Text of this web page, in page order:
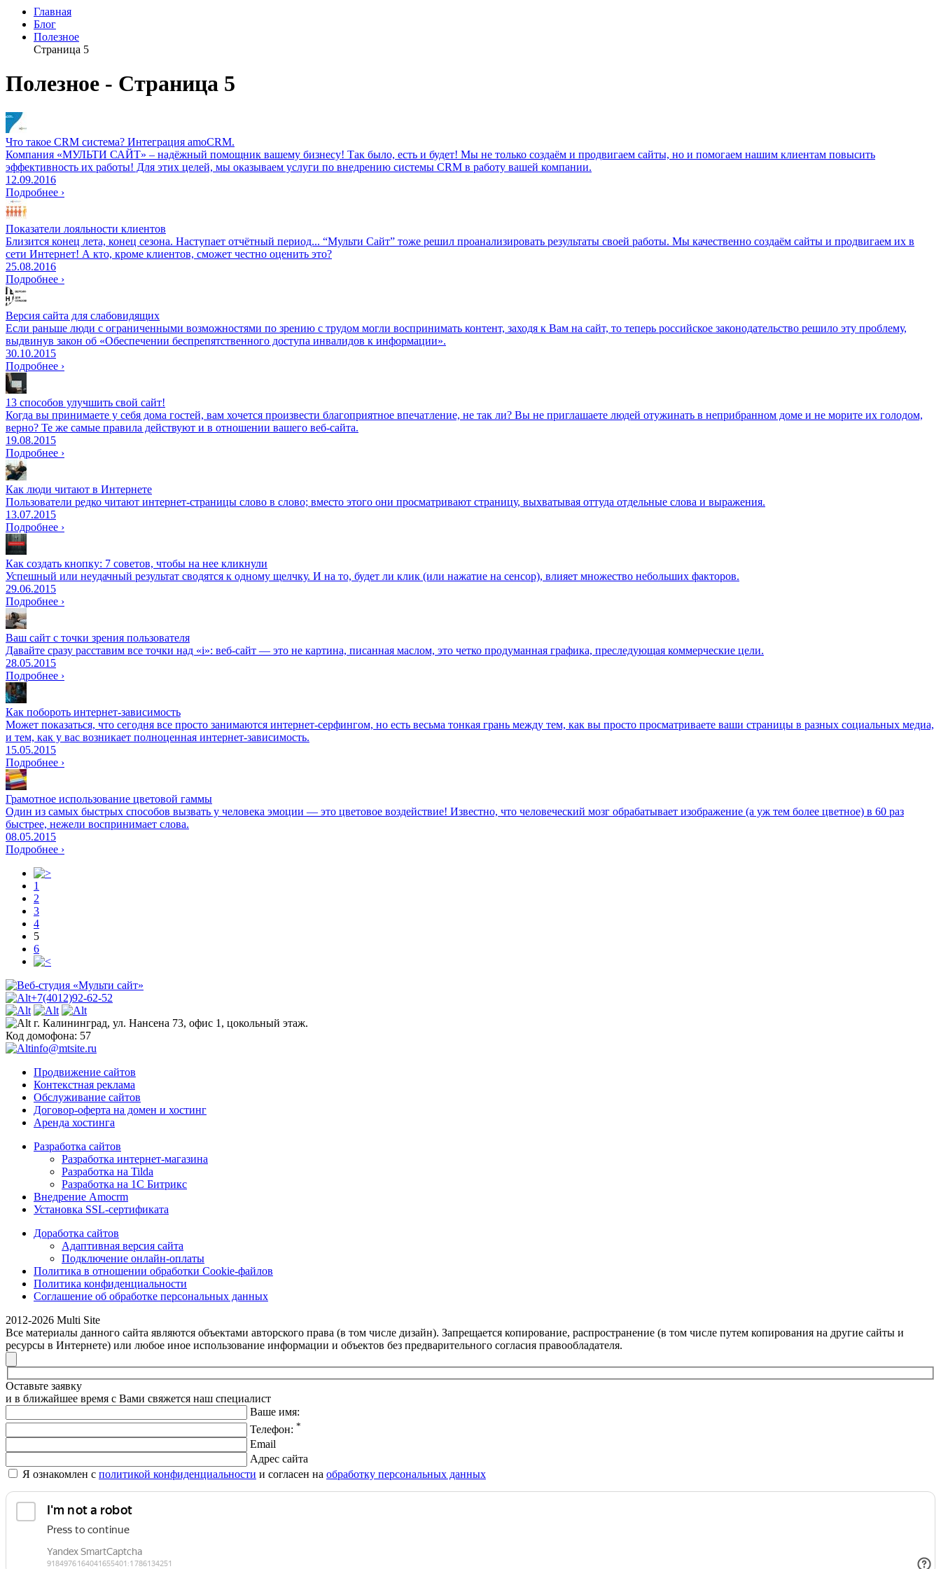
Главная
Блог
Полезное
Страница 5
Полезное - Страница 5
Что такое CRM система? Интеграция amoCRM.
Компания «МУЛЬТИ САЙТ» – надёжный помощник вашему бизнесу! Так было, есть и будет! Мы не только создаём и продвигаем сайты, но и помогаем нашим клиентам повысить
эффективность их работы! Для этих целей, мы оказываем услуги по внедрению системы CRM в работу вашей компании.
12.09.2016
Подробнее ›
Показатели лояльности клиентов
Близится конец лета, конец сезона. Наступает отчётный период... “Мульти Сайт” тоже решил проанализировать результаты своей работы. Мы качественно создаём сайты и продвигаем их в
сети Интернет! А кто, кроме клиентов, сможет честно оценить это?
25.08.2016
Подробнее ›
Версия сайта для слабовидящих
Если раньше люди с ограниченными возможностями по зрению с трудом могли воспринимать контент, заходя к Вам на сайт, то теперь российское законодательство решило эту проблему,
выдвинув закон об «Обеспечении беспрепятственного доступа инвалидов к информации».
30.10.2015
Подробнее ›
13 способов улучшить свой сайт!
Когда вы принимаете у себя дома гостей, вам хочется произвести благоприятное впечатление, не так ли? Вы не приглашаете людей отужинать в неприбранном доме и не морите их голодом,
верно? Те же самые правила действуют и в отношении вашего веб-сайта.
19.08.2015
Подробнее ›
Как люди читают в Интернете
Пользователи редко читают интернет-страницы слово в слово; вместо этого они просматривают страницу, выхватывая оттуда отдельные слова и выражения.
13.07.2015
Подробнее ›
Как создать кнопку: 7 советов, чтобы на нее кликнули
Успешный или неудачный результат сводятся к одному щелчку. И на то, будет ли клик (или нажатие на сенсор), влияет множество небольших факторов.
29.06.2015
Подробнее ›
Ваш сайт с точки зрения пользователя
Давайте сразу расставим все точки над «i»: веб-сайт — это не картина, писанная маслом, это четко продуманная графика, преследующая коммерческие цели.
28.05.2015
Подробнее ›
Как побороть интернет-зависимость
Может показаться, что сегодня все просто занимаются интернет-серфингом, но есть весьма тонкая грань между тем, как вы просто просматриваете ваши страницы в разных социальных медиа,
и тем, как у вас возникает полноценная интернет-зависимость.
15.05.2015
Подробнее ›
Грамотное использование цветовой гаммы
Один из самых быстрых способов вызвать у человека эмоции — это цветовое воздействие! Известно, что человеческий мозг обрабатывает изображение (а уж тем более цветное) в 60 раз
быстрее, нежели воспринимает слова.
08.05.2015
Подробнее ›
1
2
3
4
5
6
+7(4012)92-62-52
г. Калининград, ул. Нансена 73, офис 1, цокольный этаж.
Код домофона: 57
info@mtsite.ru
Продвижение сайтов
Контекстная реклама
Обслуживание сайтов
Договор-оферта на домен и хостинг
Аренда хостинга
Разработка сайтов
Разработка интернет-магазина
Разработка на Tilda
Разработка на 1С Битрикс
Внедрение Amocrm
Установка SSL-сертификата
Доработка сайтов
Адаптивная версия сайта
Подключение онлайн-оплаты
Политика в отношении обработки Cookie-файлов
Политика конфиденциальности
Соглашение об обработке персональных данных
2012-2026 Multi Site
Все материалы данного сайта являются объектами авторского права (в том числе дизайн). Запрещается копирование, распространение (в том числе путем копирования на другие сайты и
ресурсы в Интернете) или любое иное использование информации и объектов без предварительного согласия правообладателя.
Оставьте заявку
и в ближайшее время с Вами свяжется наш специалист
Ваше имя:
Телефон: *
Email
Адрес сайта
Я ознакомлен с политикой конфиденциальности и согласен на обработку персональных данных